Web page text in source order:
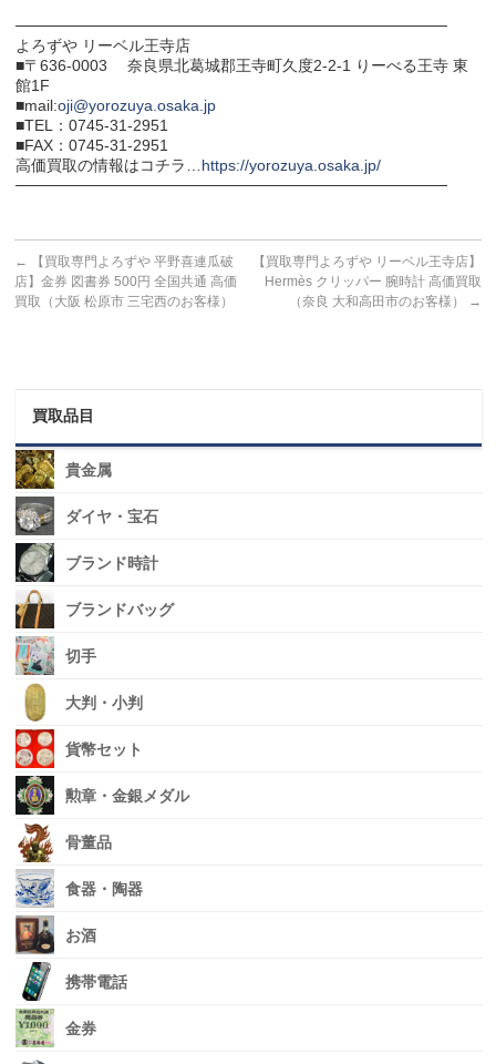
───────────────────────────────────────
よろずや リーベル王寺店
■〒636-0003 奈良県北葛城郡王寺町久度2-2-1 りーべる王寺 東
館1F
■mail:oji@yorozuya.osaka.jp
■TEL：0745-31-2951
■FAX：0745-31-2951
高価買取の情報はコチラ…https://yorozuya.osaka.jp/
───────────────────────────────────────
←
【買取専門よろずや 平野喜連瓜破
店】金券 図書券 500円 全国共通 高価
買取（大阪 松原市 三宅西のお客様）
【買取専門よろずや リーベル王寺店】
Hermès クリッパー 腕時計 高価買取
（奈良 大和高田市のお客様）
→
買取品目
貴金属
ダイヤ・宝石
ブランド時計
ブランドバッグ
切手
大判・小判
貨幣セット
勲章・金銀メダル
骨董品
食器・陶器
お酒
携帯電話
金券